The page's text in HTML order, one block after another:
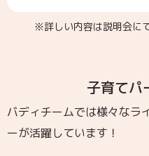
※詳しい内容は説明会に
子育てパ
バディチームでは様々なラ
ーが活躍しています！